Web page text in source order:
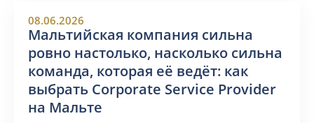
08.06.2026
Мальтийская компания сильна
ровно настолько, насколько сильна
команда, которая её ведёт: как
выбрать Corporate Service Provider
на Мальте